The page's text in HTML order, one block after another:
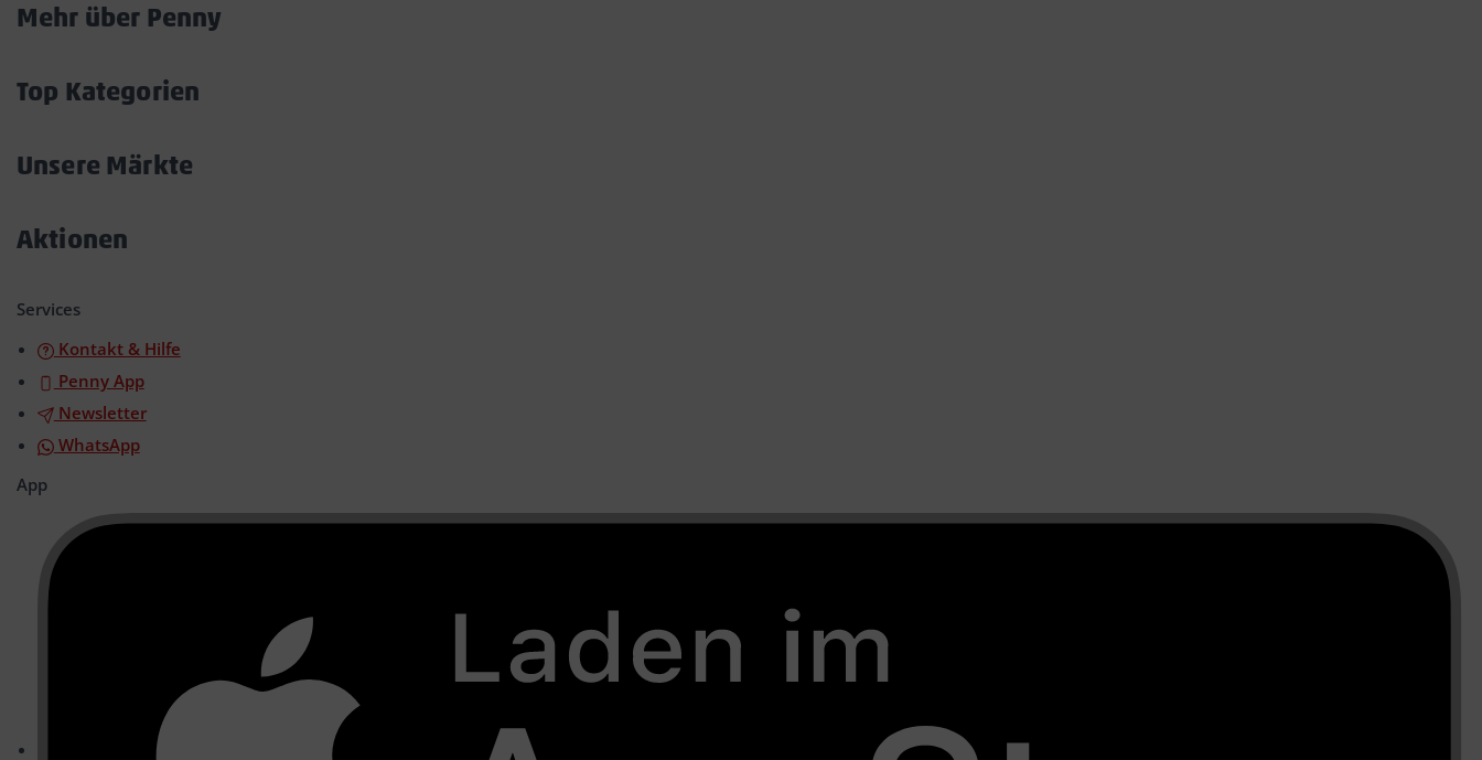
Mehr über Penny
Top Kategorien
Unsere Märkte
Aktionen
Services
Kontakt & Hilfe
Penny App
Newsletter
WhatsApp
App